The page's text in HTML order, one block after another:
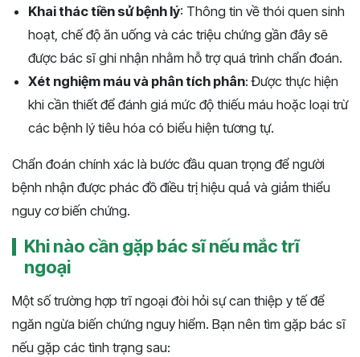
Khai thác tiền sử bệnh lý: Thông tin về thói quen sinh
hoạt, chế độ ăn uống và các triệu chứng gần đây sẽ
được bác sĩ ghi nhận nhằm hỗ trợ quá trình chẩn đoán.
Xét nghiệm máu và phân tích phân: Được thực hiện
khi cần thiết để đánh giá mức độ thiếu máu hoặc loại trừ
các bệnh lý tiêu hóa có biểu hiện tương tự.
Chẩn đoán chính xác là bước đầu quan trọng để người
bệnh nhận được phác đồ điều trị hiệu quả và giảm thiểu
nguy cơ biến chứng.
Khi nào cần gặp bác sĩ nếu mắc trĩ
ngoại
Một số trường hợp trĩ ngoại đòi hỏi sự can thiệp y tế để
ngăn ngừa biến chứng nguy hiểm. Bạn nên tìm gặp bác sĩ
nếu gặp các tình trạng sau: